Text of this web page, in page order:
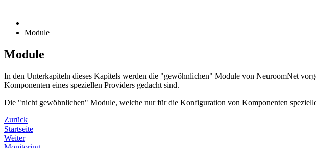
Module
Module
In den Unterkapiteln dieses Kapitels werden die "gewöhnlichen" Module von NeuroomNet
Komponenten eines speziellen Providers gedacht sind.
Die "nicht gewöhnlichen" Module, welche nur für die Konfiguration von Komponenten
Zurück
Startseite
Weiter